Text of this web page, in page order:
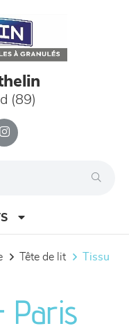
(89)
tête de lit tissu
Paris